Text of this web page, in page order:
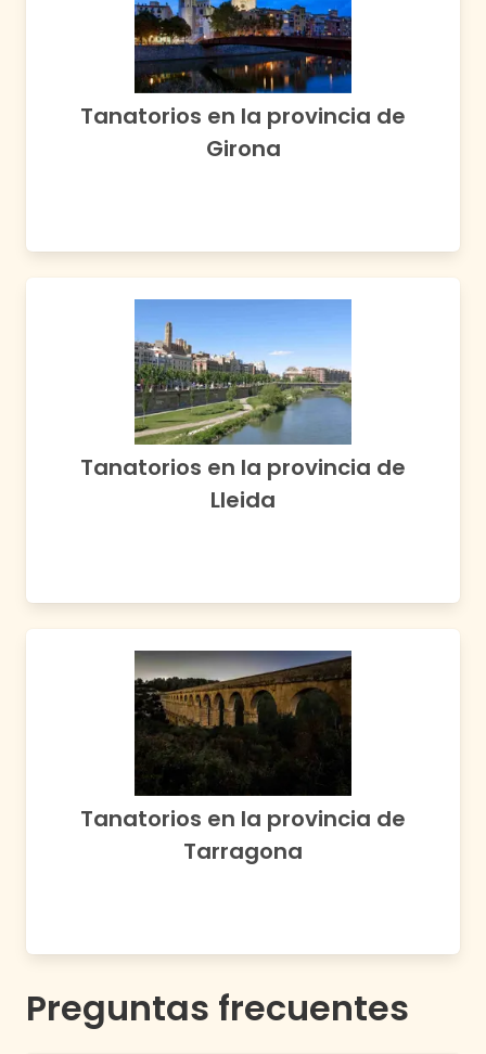
Tanatorios en la provincia de
Girona
Tanatorios en la provincia de
Lleida
Tanatorios en la provincia de
Tarragona
Preguntas frecuentes